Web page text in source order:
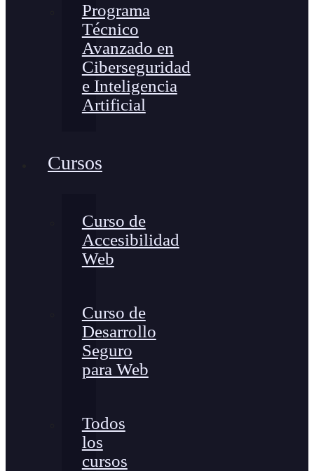
Programa
Técnico
Avanzado en
Ciberseguridad
e Inteligencia
Artificial
Cursos
Curso de
Accesibilidad
Web
Curso de
Desarrollo
Seguro
para Web
Todos
los
cursos